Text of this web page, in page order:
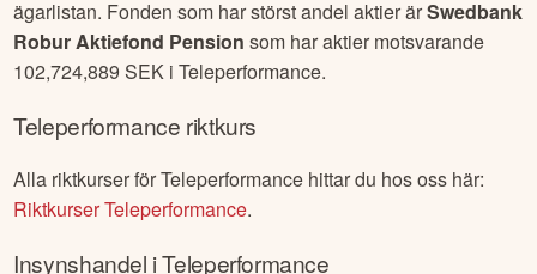
ägarlistan. Fonden som har störst andel aktier ärSwedbank
Robur Aktiefond Pension som har aktier motsvarande
102,724,889 SEK iTeleperformance.
Teleperformance riktkurs
Alla riktkurser förTeleperformance hittar du hos oss här:
RiktkurserTeleperformance.
Insynshandel iTeleperformance